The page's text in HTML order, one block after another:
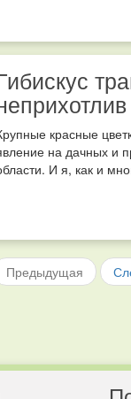
красные
на дачных и
И я, как и
Предыдущая